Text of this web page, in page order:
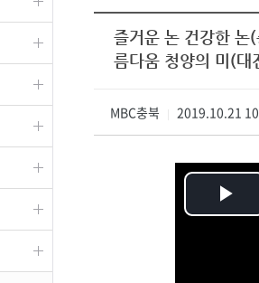
종영프로그램
즐거운 논 건강한 논
름다움 청양의 미(대
MBC충북 2019.10.21